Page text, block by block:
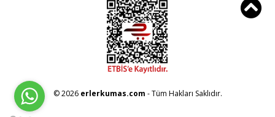
© 2026 erlerkumas.com - Tüm Hakları Saklıdır.